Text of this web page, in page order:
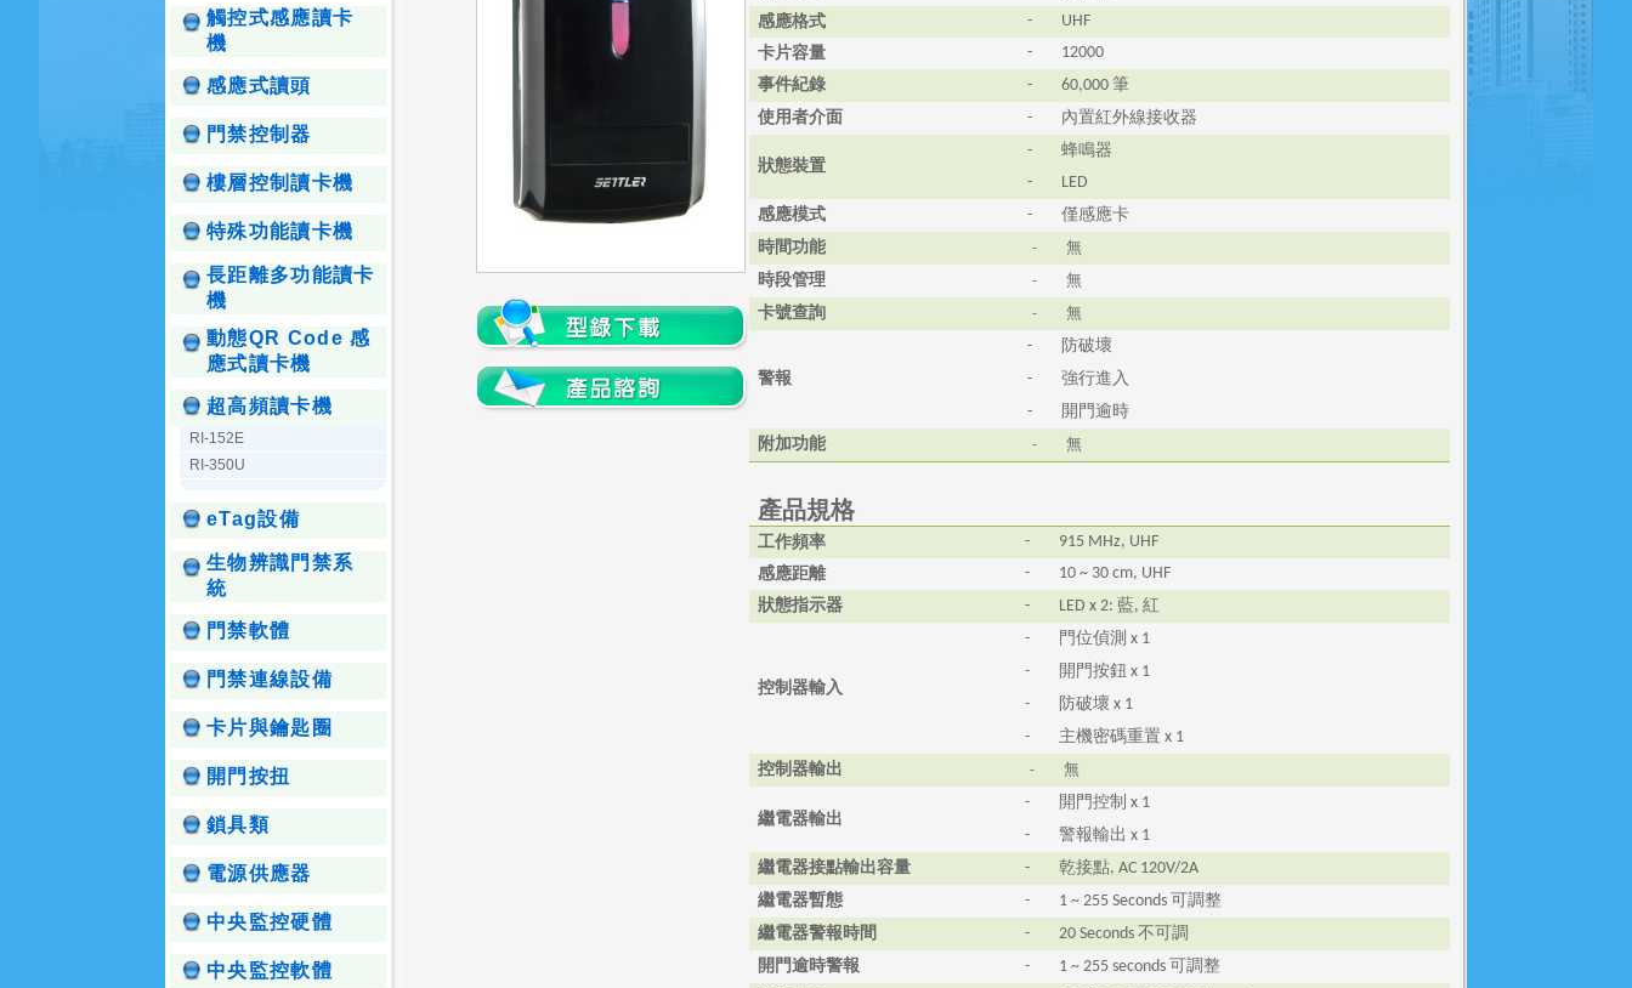
觸控式感應讀卡
機
感應式讀頭
門禁控制器
樓層控制讀卡機
特殊功能讀卡機
長距離多功能讀卡
機
動態QR Code 感
應式讀卡機
超高頻讀卡機
RI-152E
RI-350U
eTag設備
生物辨識門禁系
統
門禁軟體
門禁連線設備
卡片與鑰匙圈
開門按扭
鎖具類
電源供應器
中央監控硬體
中央監控軟體
感應格式
-
UHF
卡片容量
-
12000
事件紀錄
- 60,000 筆
使用者介面
- 內置紅外線接收器
狀態裝置
-
蜂鳴器
-
LED
感應模式
-
僅感應卡
時間功能
- 無
時段管理 - 無
卡號查詢 - 無
警報
-
防破壞
-
強行進入
-
開門逾時
附加功能
- 無
產品規格
工作頻率 -
915 MHz, UHF
感應距離
-
10 ~ 30 cm, UHF
狀態指示器 - LED x 2: 藍,紅
控制器輸入
- 門位偵測 x 1
-
開門按鈕 x 1
-
防破壞 x 1
-
主機密碼重置 x 1
控制器輸出
- 無
繼電器輸出
- 開門控制 x 1
-
警報輸出 x 1
繼電器接點輸出容量
- 乾接點, AC 120V/2A
繼電器暫態
- 1 ~ 255 Seconds 可調整
繼電器警報時間
- 20 Seconds不可調
開門逾時警報
- 1 ~ 255 seconds 可調整